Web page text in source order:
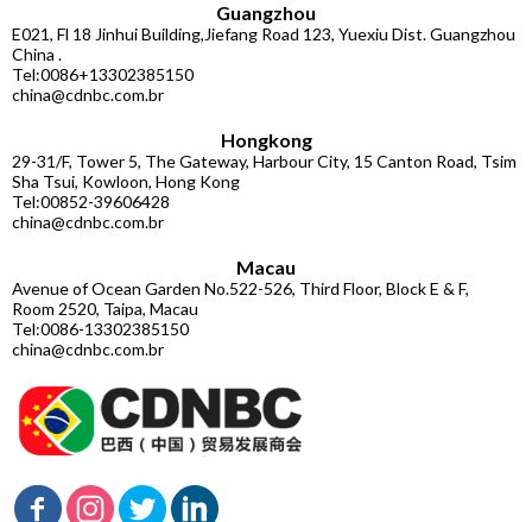
Guangzhou
E021, Fl 18 Jinhui Building,Jiefang Road 123, Yuexiu Dist. Guangzhou
China .
Tel:0086+13302385150
china@cdnbc.com.br
Hongkong
29-31/F, Tower 5, The Gateway, Harbour City, 15 Canton Road, Tsim
Sha Tsui, Kowloon, Hong Kong
Tel:00852-39606428
china@cdnbc.com.br
Macau
Avenue of Ocean Garden No.522-526, Third Floor, Block E & F,
Room 2520, Taipa, Macau
Tel:0086-13302385150
china@cdnbc.com.br